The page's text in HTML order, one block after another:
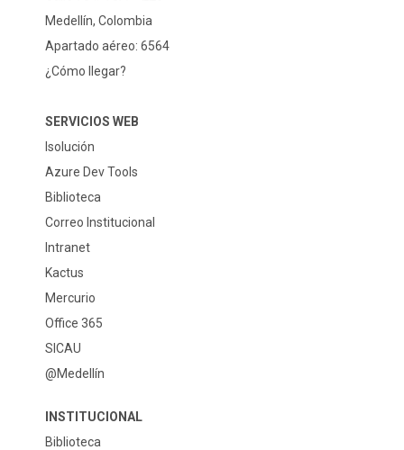
Medellín, Colombia
Apartado aéreo: 6564
¿Cómo llegar?
SERVICIOS WEB
Isolución
Azure Dev Tools
Biblioteca
Correo Institucional
Intranet
Kactus
Mercurio
Office 365
SICAU
@Medellín
INSTITUCIONAL
Biblioteca